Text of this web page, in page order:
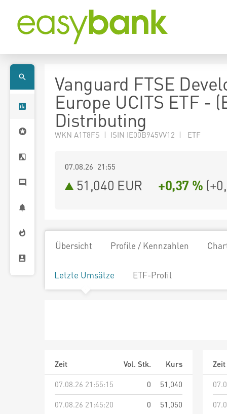
Vanguard FTSE
Europe UCITS ETF -
Distributing
WKN A1T8FS | ISIN IE00B945VV12 | ETF
07.08.26 21:55
51,040 EUR +0,37 % (
Übersicht Profile / Kennzahlen
Letzte Umsätze ETF-Profil
Zeit Vol. Stk.
Kurs
07.08.26 21:55:15
0
51,040
07.08.26 21:45:20
0
51,050
Zeit